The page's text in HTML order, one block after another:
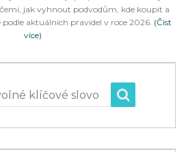
jak vyhnout podvodům, kde koupit a
aktuálních pravidel v roce 2026. (Číst
více)
klíčové slovo